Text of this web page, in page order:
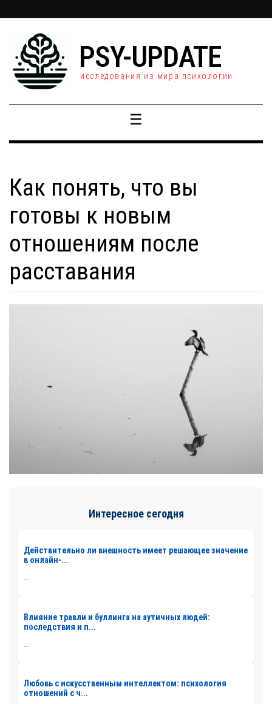
PSY-UPDATE
исследования из мира психологии
☰
Как понять, что вы
готовы к новым
отношениям после
расставания
Интересное сегодня
Действительно ли внешность имеет решающее значение
в онлайн-...
...
Влияние травли и буллинга на аутичных людей:
последствия и п...
Любовь с искусственным интеллектом: психология
отношений с ч...